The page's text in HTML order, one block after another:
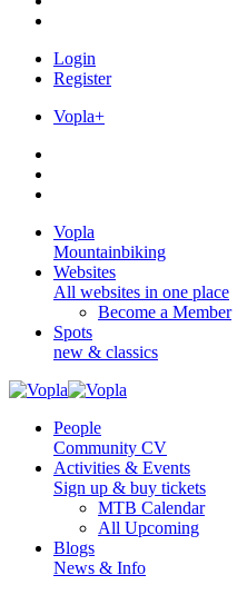
Login
Register
Vopla+
Vopla
Mountainbiking
Websites
All websites in one place
Become a Member
Spots
new & classics
People
Community CV
Activities & Events
Sign up & buy tickets
MTB Calendar
All Upcoming
Blogs
News & Info